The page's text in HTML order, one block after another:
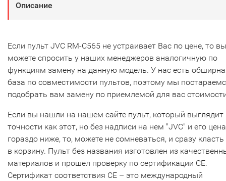
Описание
Если пульт JVC RM-C565 не устраивает Вас по цене, то вы
можете спросить у наших менеджеров аналогичную по
функциям замену на данную модель. У нас есть
база по совместимости пультов, поэтому мы
подобрать вам замену по приемлемой для вас
Если вы нашли на нашем сайте пульт, который выглядит
точности как этот, но без надписи на нем "JVC" и его цена
гораздо ниже, то, можете не сомневаться, и сразу класть
в корзину. Пульт без названия изготовлен из
материалов и прошел проверку по сертификации CE.
Сертификат соответствия СЕ – это международный